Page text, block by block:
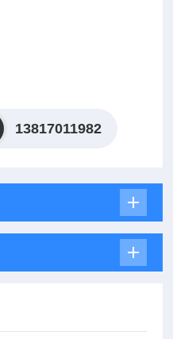
13817011982